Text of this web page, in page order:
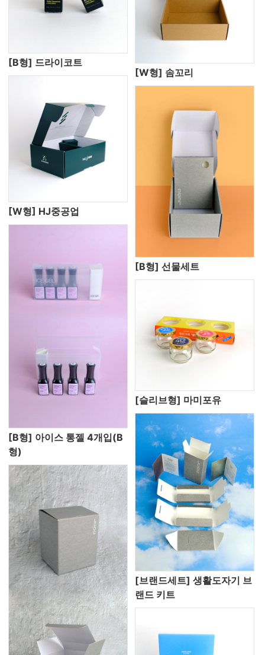
[B형] 드라이코트
[W형] 솜꼬리
[W형] HJ중공업
[B형] 선물세트
[B형] 아이스 통젤 4개입(B
형)
[슬리브형] 마미포유
[브랜드세트] 생활도자기 브
랜드 키트